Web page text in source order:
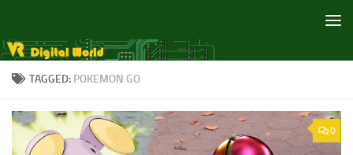
TAGGED: POKEMON GO
0